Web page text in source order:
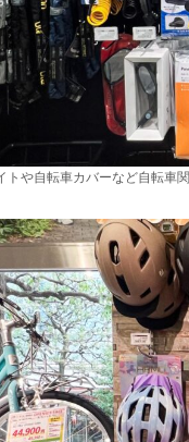
トや自転車カバーなど自転車